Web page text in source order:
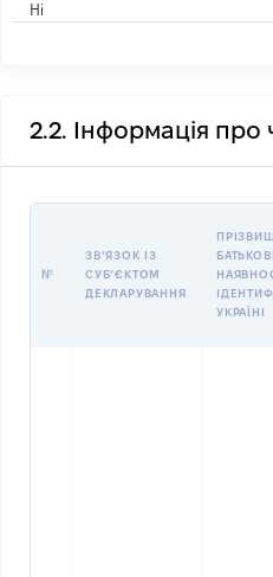
Ні
2.2. Інформація про
№
ЗВʼЯЗОК ІЗ
СУБʼЄКТОМ
ДЕКЛАРУВАННЯ
УКРАЇНІ